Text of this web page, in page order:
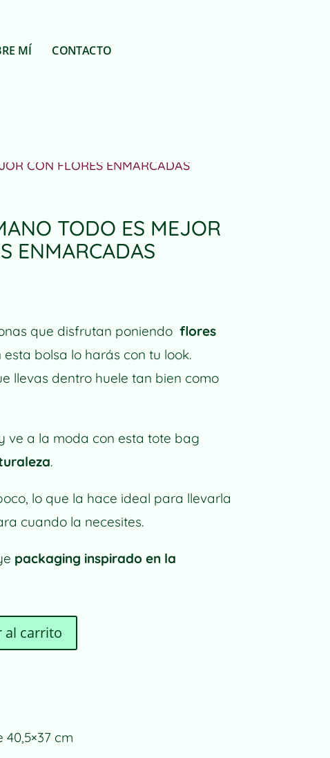
MÍ CONTACTO
CON FLORES ENMARCADAS
TODO ES MEJOR
ENMARCADAS
que disfrutan poniendo flores
esta bolsa lo harás con tu look.
llevas dentro huele tan bien como
ve a la moda con esta tote bag
.
lo que la hace ideal para llevarla
cuando la necesites.
packaging inspirado en la
al carrito
A
cm